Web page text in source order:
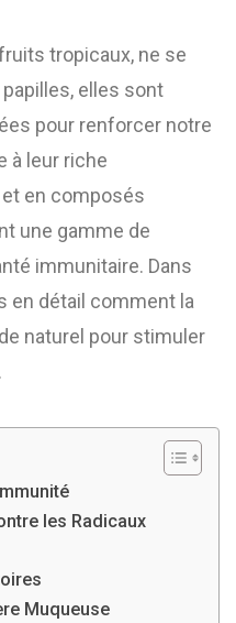
tropicaux, ne se
elles sont
pour renforcer notre
à leur riche
en composés
une gamme de
immunitaire. Dans
en détail comment la
naturel pour stimuler
les Radicaux
Muqueuse